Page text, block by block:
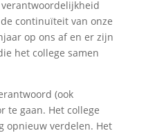
continuïteit van onze
op ons af en er zijn
het college samen
(ook
te gaan. Het college
opnieuw verdelen. Het